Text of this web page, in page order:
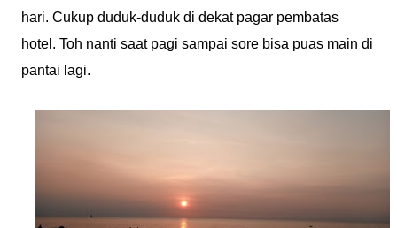
hari. Cukup duduk-duduk di dekat pagar pembatas
hotel. Toh nanti saat pagi sampai sore bisa puas main di
pantai lagi.